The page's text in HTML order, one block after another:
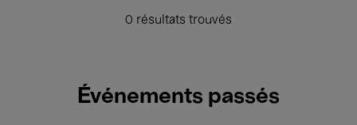
0 résultats trouvés
Événements passés